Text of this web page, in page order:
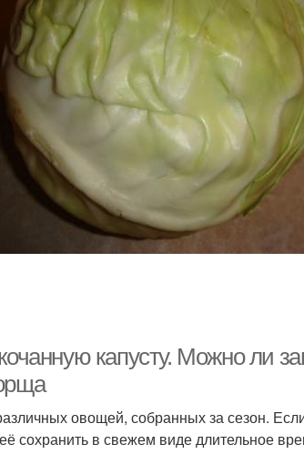
капусту. Можно ли
овощей, собранных за сезон.
сохранить в свежем виде длительное